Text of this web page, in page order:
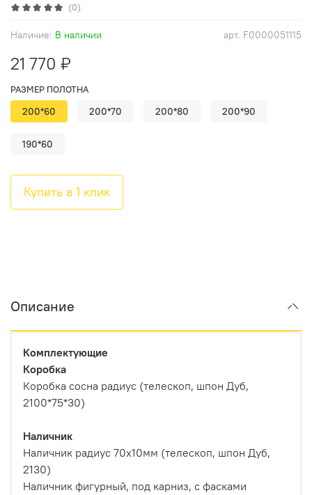
(0)
арт. F0000051115
Наличие: В наличии
21 770 ₽
Купить в 1 клик
РАЗМЕР ПОЛОТНА
200*60 200*70 200*80 200*90
190*60
Описание
Комплектующие
Коробка
Коробка сосна радиус (телескоп, шпон Дуб,
2100*75*30)
Наличник
Наличник радиус 70х10мм (телескоп, шпон Дуб,
2130)
Наличник фигурный, под карниз, с фасками